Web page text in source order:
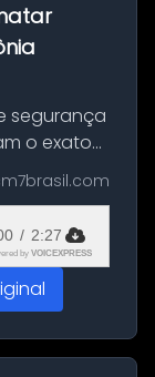
segurança
o exato
da
O crime
/ 2:27
by VOICEXPRESS